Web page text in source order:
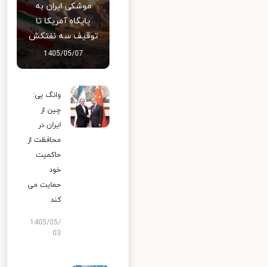
موشکی ایران به
پایگاه آمریکا تا
توقیف سه نفتکش
1405/05/07
وانگ یی:
چین از
ایران در
محافظت از
حاکمیت
خود
حمایت می
کند
1405/05/
03